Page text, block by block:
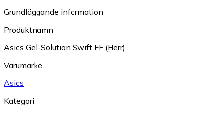
Grundläggande information
Produktnamn
Asics Gel-Solution Swift FF (Herr)
Varumärke
Asics
Kategori